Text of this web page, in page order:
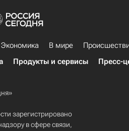
Экономика В мире
Продукты и сервисы Пресс-
зарегистрировано
в сфере связи,